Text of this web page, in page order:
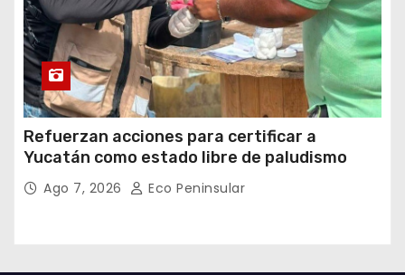
Refuerzan acciones para certificar a
Yucatán como estado libre de paludismo
Ago 7, 2026 Eco Peninsular